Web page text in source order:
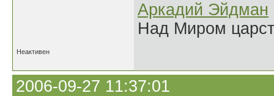
Аркадий Эйдман
Над Миром
Неактивен
2006-09-27 11:37:01